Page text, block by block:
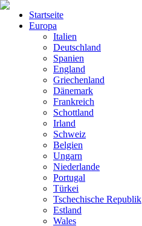
Startseite
Europa
Italien
Deutschland
Spanien
England
Griechenland
Dänemark
Frankreich
Schottland
Irland
Schweiz
Belgien
Ungarn
Niederlande
Portugal
Türkei
Tschechische Republik
Estland
Wales